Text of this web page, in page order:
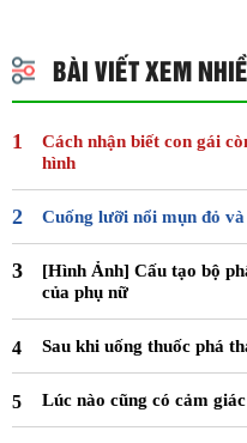
BÀI VIẾT XEM
Cách nhận biết con gái
hình
Cuống lưỡi nổi mụn đỏ
[Hình Ảnh] Cấu tạo bộ
của phụ nữ
Sau khi uống thuốc phá
Lúc nào cũng có cảm